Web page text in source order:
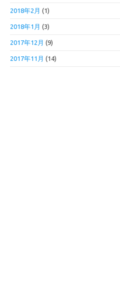
2018年2月 (1)
2018年1月 (3)
2017年12月 (9)
2017年11月 (14)